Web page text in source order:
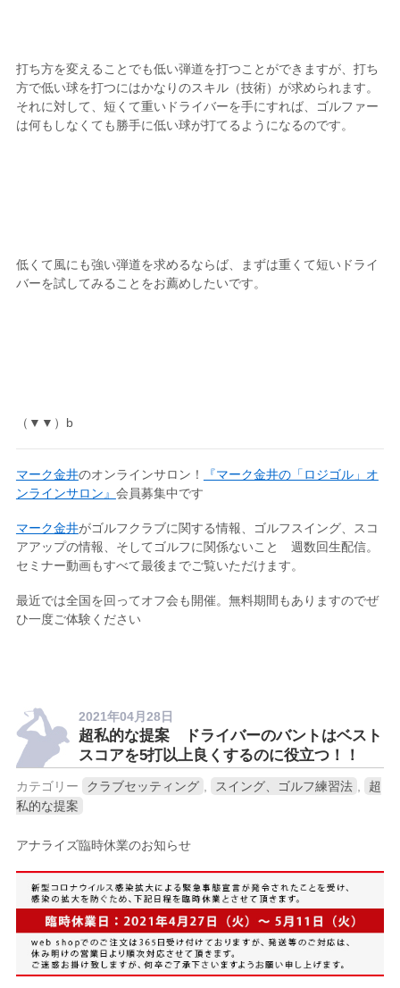
打ち方を変えることでも低い弾道を打つことができますが、打ち
方で低い球を打つにはかなりのスキル（技術）が求められます。
それに対して、短くて重いドライバーを手にすれば、ゴルファー
は何もしなくても勝手に低い球が打てるようになるのです。
低くて風にも強い弾道を求めるならば、まずは重くて短いドライ
バーを試してみることをお薦めしたいです。
（▼▼）b
マーク金井のオンラインサロン！
『マーク金井の「ロジゴル」オ
ンラインサロン』 会員募集中です
マーク金井がゴルフクラブに関する情報、ゴルフスイング、スコ
アアップの情報、そしてゴルフに関係ないこと 週数回生配信。
セミナー動画もすべて最後までご覧いただけます。
最近では全国を回ってオフ会も開催。無料期間もありますのでぜ
ひ一度ご体験ください
2021年04月28日
超私的な提案 ドライバーのバントはベスト
スコアを5打以上良くするのに役立つ！！
カテゴリー クラブセッティング スイング、ゴルフ練習法
超
私的な提案
アナライズ臨時休業のお知らせ